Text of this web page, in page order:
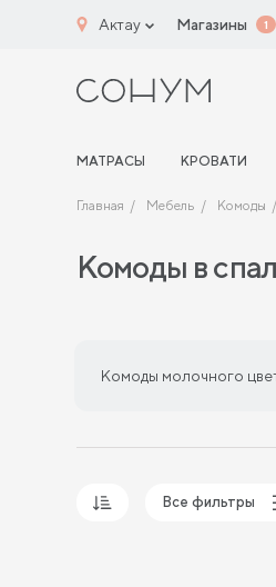
Актау Магазины 1
МАТРАСЫ КРОВАТИ
Главная Мебель Комоды
Комоды в
Комоды молочного
Все фильтры